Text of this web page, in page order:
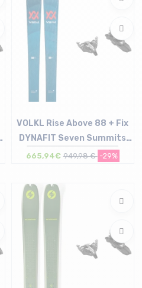
156 | 163
VOLKL Rise Above 88 + Fix
DYNAFIT Seven Summits
sans freins /noir argent
665,94€ 949,98 € -29%